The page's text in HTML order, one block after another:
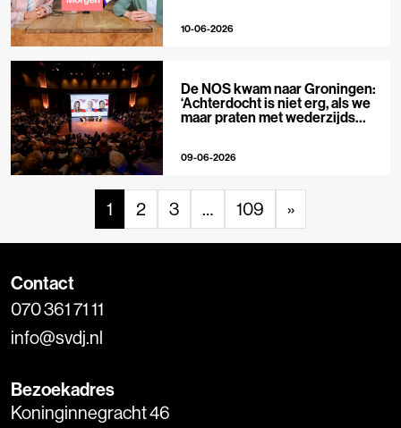
10-06-2026
De NOS kwam naar Groningen:
‘Achterdocht is niet erg, als we
maar praten met wederzijds
09-06-2026
1 2 3 … 109 »
Contact
070 361 71 11
info@svdj.nl
Bezoekadres
Koninginnegracht 46